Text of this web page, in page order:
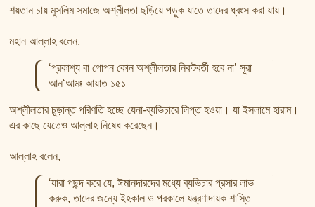
শয়তান চায় মুসলিম সমাজে অশ্লীলতা ছড়িয়ে পড়ুক যাতে তাদের ধ্বংস করা যায়।
মহান আল্লাহ বলেন,
‘প্রকাশ্য বা গোপন কোন অশ্লীলতার নিকটবর্তী হবে না’ সূরা
আন‘আমঃ আয়াত ১৫১
অশ্লীলতার চূড়ান্ত পরিণতি হচ্ছে যেনা-ব্যভিচারে লিপ্ত হওয়া। যা ইসলামে হারাম।
এর কাছে যেতেও আল্লাহ নিষেধ করেছেন।
আল্লাহ বলেন,
‘যারা পছন্দ করে যে, ঈমানদারদের মধ্যে ব্যভিচার প্রসার লাভ
করুক, তাদের জন্যে ইহকাল ও পরকালে যন্ত্রণাদায়ক শাস্তি